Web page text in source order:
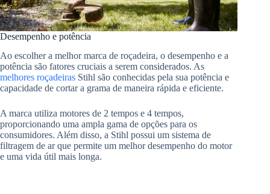
Desempenho e potência
Ao escolher a melhor marca de roçadeira, o desempenho e a
potência são fatores cruciais a serem considerados. As
melhores roçadeiras Stihl são conhecidas pela sua potência e
capacidade de cortar a grama de maneira rápida e eficiente.
A marca utiliza motores de 2 tempos e 4 tempos,
proporcionando uma ampla gama de opções para os
consumidores. Além disso, a Stihl possui um sistema de
filtragem de ar que permite um melhor desempenho do motor
e uma vida útil mais longa.